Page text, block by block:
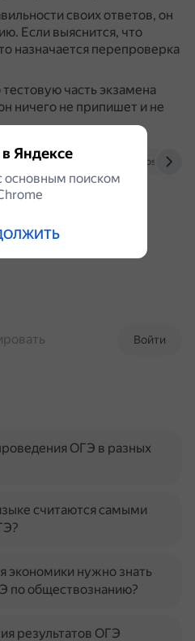
своих ответов, он
Если выяснится, что
назначается перепроверка
часть экзамена
ничего не припишет и не
www.bolshoyvopros.ru
Войти
ОГЭ в разных
считаются самыми
экономики нужно знать
по обществознанию?
результатов ОГЭ
Яндексе
основным поиском